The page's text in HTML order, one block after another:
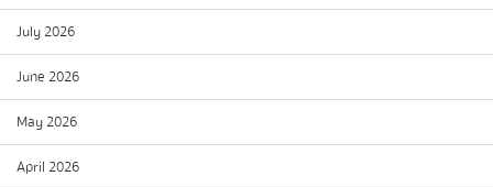
July 2026
June 2026
May 2026
April 2026